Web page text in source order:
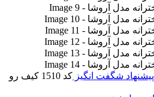
پیشنهاد شگفت انگیز
کد 1510 کیف رو